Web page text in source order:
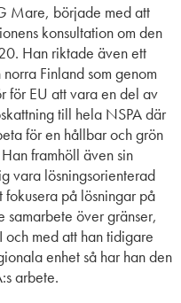
Mare, började med att
konsultation om den
. Han riktade även ett
Finlandsom genom
förEU att vara en del av
till hela NSPA där
för en hållbar och grön
framhöll även sin
vara lösningsorienterad
på lösningar på
samarbete över gränser,
och med att han tidigare
enhet så har han den
arbete.